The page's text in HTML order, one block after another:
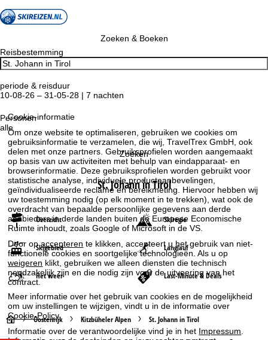
Cookie-informatie
Om onze website te optimaliseren, gebruiken we cookies om
gebruiksinformatie te verzamelen, die wij, TravelTrex GmbH, ook
delen met onze partners. Gebruiksprofielen worden aangemaakt
op basis van uw activiteiten met behulp van eindapparaat- en
browserinformatie. Deze gebruiksprofielen worden gebruikt voor
statistische analyse, individuele productaanbevelingen,
geïndividualiseerde reclame en bereikmeting. Hiervoor hebben wij
uw toestemming nodig (op elk moment in te trekken), wat ook de
overdracht van bepaalde persoonlijke gegevens aan derde
aanbieders in derde landen buiten de Europese Economische
Ruimte inhoudt, zoals Google of Microsoft in de VS.
Door opaccepteren te klikken, accepteert u het gebruik van niet-
functionele cookies en soortgelijke technologieën. Als u op
weigeren klikt, gebruiken we alleen diensten die technisch
noodzakelijk zijn en die nodig zijn voor de uitvoering van het
contract.
Meer informatie over het gebruik van cookies en de mogelijkheid
om uw instellingen te wijzigen, vindt u in de informatie over
Cookie-Policy.
Informatie over de verantwoordelijke vind je in het Impressum
Zoeken & Boeken
Reisbestemming
periode & reisduur
10-08-26 – 31-05-28 | 7 nachten
Personen
alle
Zoeken
St. Johann in Tirol
Overzicht Skiregio
Skigebied Langlauf
Het weer Last-Minute & Deals
S Oostenrijk Kitzbüheler Alpen St. Johann in Tirol